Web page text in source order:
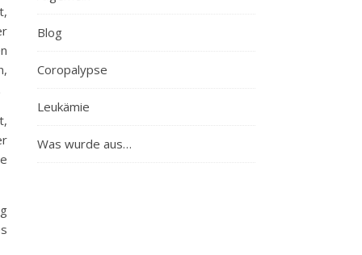
Blog
Coropalypse
Leukämie
Was wurde aus…